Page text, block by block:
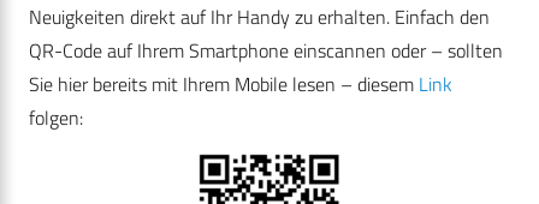
Neuigkeiten direkt auf Ihr Handy zu erhalten. Einfach den
QR-Code auf Ihrem Smartphone einscannen oder – sollten
Sie hier bereits mit Ihrem Mobile lesen – diesem Link
folgen: